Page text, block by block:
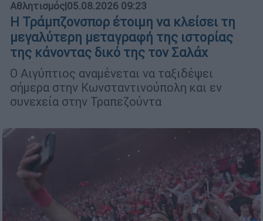
Αθλητισμός|05.08.2026 09:23
Η Τράμπζονσπορ έτοιμη να κλείσει τη
μεγαλύτερη μεταγραφή της ιστορίας
της κάνοντας δικό της τον Σαλάχ
Ο Αιγύπτιος αναμένεται να ταξιδέψει
σήμερα στην Κωνσταντινούπολη και εν
συνεχεία στην Τραπεζούντα